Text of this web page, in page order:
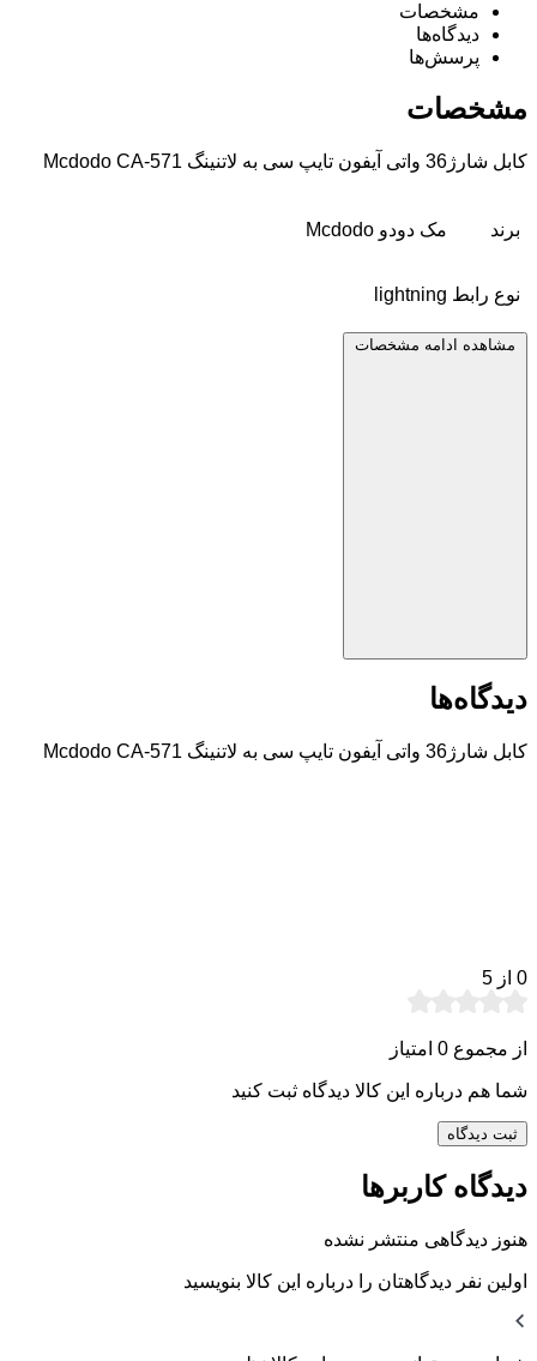
مشخصات
دیدگاه‌ها
پرسش‌ها
مشخصات
کابل شارژ36 واتی آیفون تایپ سی به لاتنینگ Mcdodo CA-571
برند مک دودو Mcdodo
نوع رابط lightning
مشاهده ادامه مشخصات
دیدگاه‌ها
کابل شارژ36 واتی آیفون تایپ سی به لاتنینگ Mcdodo CA-571
0 از 5
از مجموع 0 امتیاز
شما هم درباره این کالا دیدگاه ثبت کنید
ثبت دیدگاه
دیدگاه کاربرها
هنوز دیدگاهی منتشر نشده
اولین نفر دیدگاهتان را درباره این کالا بنویسید